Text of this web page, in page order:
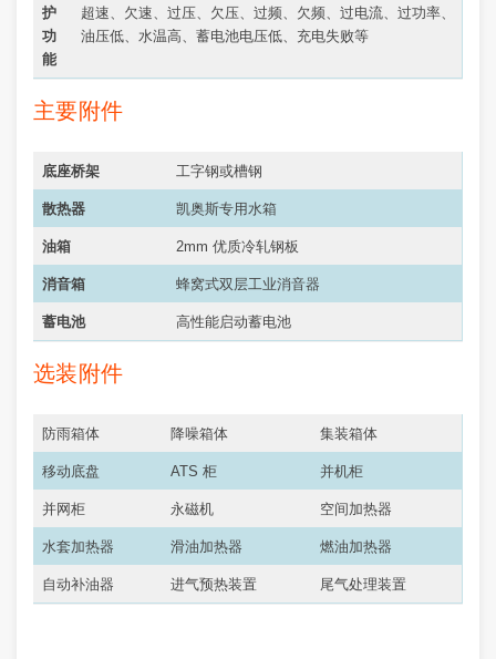
护
功
能
超速、欠速、过压、欠压、过频、欠频、过电流、过功率、
油压低、水温高、蓄电池电压低、充电失败等
主要附件
底座桥架 工字钢或槽钢
散热器 凯奥斯专用水箱
油箱 2mm 优质冷轧钢板
消音箱 蜂窝式双层工业消音器
蓄电池 高性能启动蓄电池
选装附件
防雨箱体 降噪箱体 集装箱体
移动底盘 ATS 柜 并机柜
并网柜 永磁机 空间加热器
水套加热器 滑油加热器 燃油加热器
自动补油器 进气预热装置 尾气处理装置